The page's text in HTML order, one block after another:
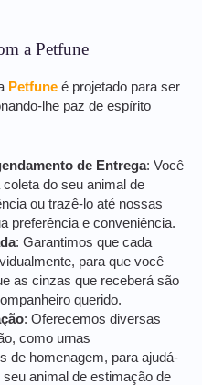
a Petfune
Petfune é projetado para ser
lhe paz de espírito
de Entrega: Você
do seu animal de
ou trazê-lo até nossas
preferência e conveniência.
: Garantimos que cada
para que você
as cinzas que receberá são
querido.
: Oferecemos diversas
como urnas
de homenagem, para ajudá-
animal de estimação de